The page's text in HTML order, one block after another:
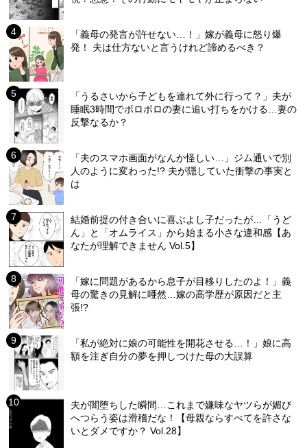
「義母の発言が許せない…！」嫁が義母に怒り爆
発！ 夫は仕方ないと言うけれど諦めるべき？
「うるさいから子どもを連れて外に行って？」夫が
睡眠3時間でボロボロの妻に追い打ちをかける…妻の
反撃なるか？
「夫のスマホ画面がなんか怪しい…」ジム通いで別
人のように変わった!? 夫が隠していた衝撃の事実と
は
結婚前提の付き合いに喜ぶよし子だったが…「うど
ん」と「オムライス」から始まる小さな違和感【あ
なたが理解できません Vol.5】
「嫁に問題があるから息子が目移りしたのよ！」義
母の驚きの見解に唖然…嫁の高学歴が原因だと主
張!?
「私が絶対に娘の可能性を開花させる…！」娘に高
額を注ぎ自分の夢を押しつけた母の大誤算
夫が闇堕ちした瞬間…これまで嫌味なヤツらが媚び
へつらう姿は滑稽だな！【母親ならすべてを許さな
いとダメですか？ Vol.28】